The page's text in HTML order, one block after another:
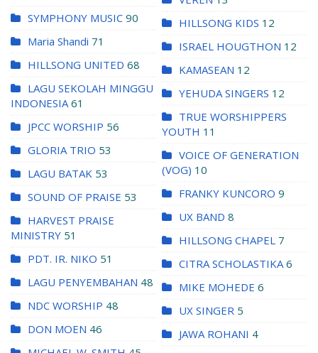
SYMPHONY MUSIC 90
Maria Shandi 71
HILLSONG UNITED 68
LAGU SEKOLAH MINGGU
INDONESIA 61
JPCC WORSHIP 56
GLORIA TRIO 53
LAGU BATAK 53
SOUND OF PRAISE 53
HARVEST PRAISE
MINISTRY 51
PDT. IR. NIKO 51
LAGU PENYEMBAHAN 48
NDC WORSHIP 48
DON MOEN 46
HILLSONG KIDS 12
ISRAEL HOUGTHON 12
KAMASEAN 12
YEHUDA SINGERS 12
TRUE WORSHIPPERS
YOUTH 11
VOICE OF GENERATION
(VOG) 10
FRANKY KUNCORO 9
UX BAND 8
HILLSONG CHAPEL 7
CITRA SCHOLASTIKA 6
MIKE MOHEDE 6
UX SINGER 5
JAWA ROHANI 4